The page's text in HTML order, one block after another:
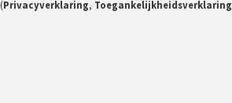
(Privacyverklaring, Toegankelijkheidsverklaring